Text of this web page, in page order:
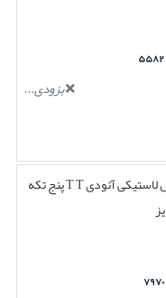
بزودی...
کفپوش لاستیکی آئودی T T پنج تکه